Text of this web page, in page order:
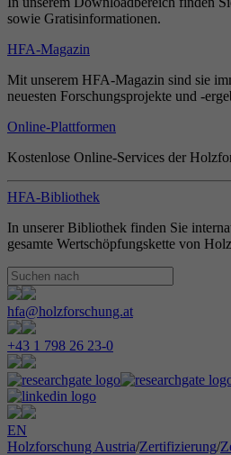
sowie Gratisinformationen.
HFA-Magazin
Mit unserem HFA-Magazin sind sie
neuesten Forschungsprojekte und -
Online-Plattformen
Kostenlose Online-Services der
HFA-Bibliothek
In unserer Bibliothek finden Sie
gesamte Wertschöpfungskette von
hfa@holzforschung.at
+43 1 798 26 23-0
EN
Holzforschung Austria/Zertifizierung/